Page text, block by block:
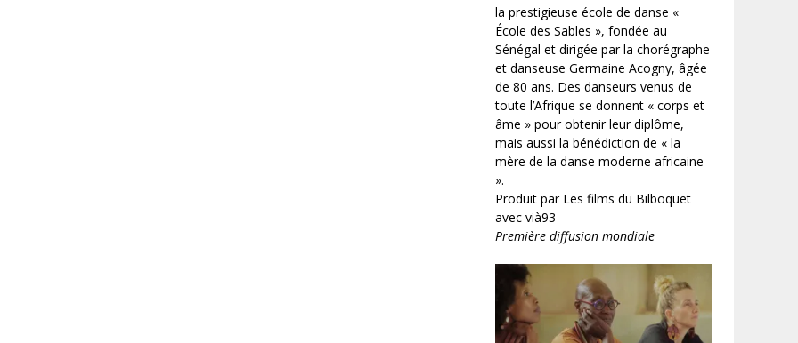
la prestigieuse école de danse «
École des Sables », fondée au
Sénégal et dirigée par la chorégraphe
et danseuse Germaine Acogny, âgée
de 80 ans. Des danseurs venus de
toute l’Afrique se donnent « corps et
âme » pour obtenir leur diplôme,
mais aussi la bénédiction de « la
mère de la danse moderne africaine
».
Produit par Les films du Bilboquet
avec vià93
Première diffusion mondiale